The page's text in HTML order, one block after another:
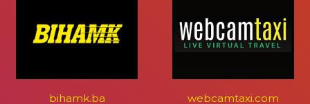
bihamk.ba webcamtaxi.com